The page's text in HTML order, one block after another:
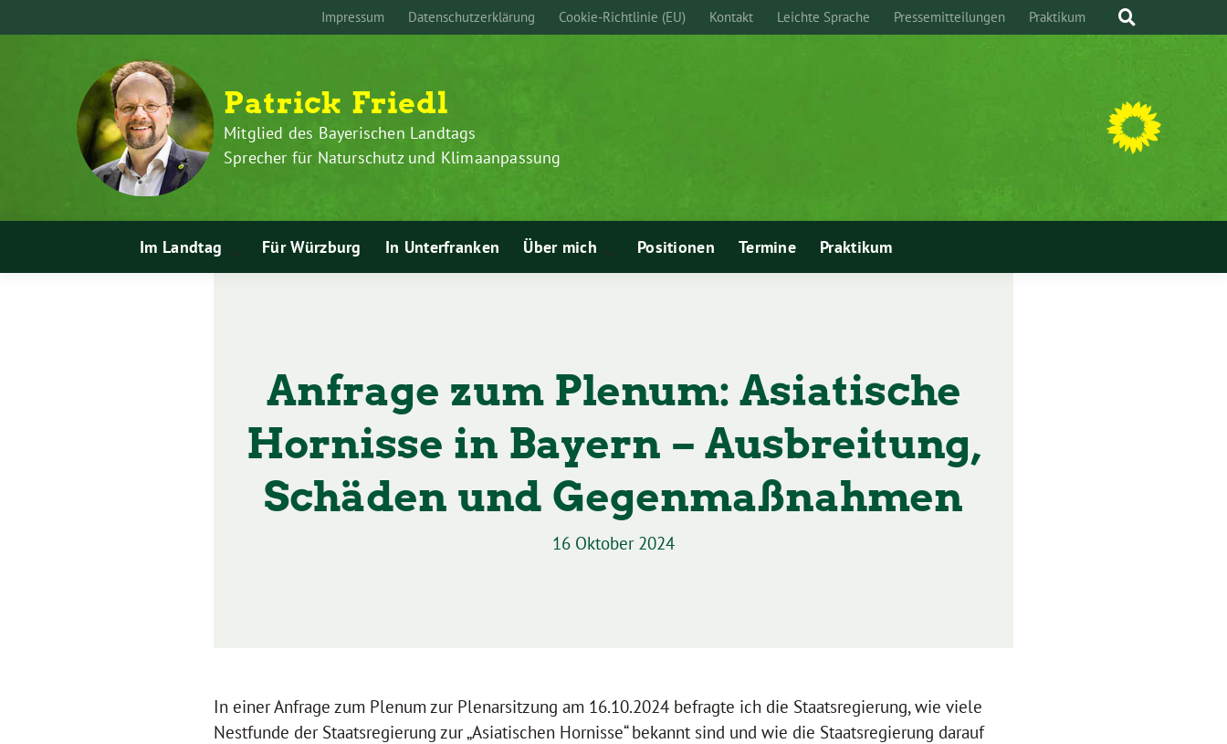
Inhalt
zum
Impressum Datenschutzerklärung Cookie-Richtlinie (EU) Kontakt Leichte Sprache Pressemitteilungen Praktikum
Patrick Friedl
Mitglied des Bayerischen Landtags
Sprecher für Naturschutz und Klimaanpassung
Im Landtag
Für Würzburg In Unterfranken
Über mich
Positionen Termine Praktikum
Anfrage zum Plenum: Asiatische
Hornisse in Bayern – Ausbreitung,
Schäden und Gegenmaßnahmen
16 Oktober 2024
In einer Anfrage zum Plenum zur Plenarsitzung am 16.10.2024 befragte ich die Staatsregierung, wie viele
Nestfunde der Staatsregierung zur „Asiatischen Hornisse“ bekannt sind und wie die Staatsregierung darauf